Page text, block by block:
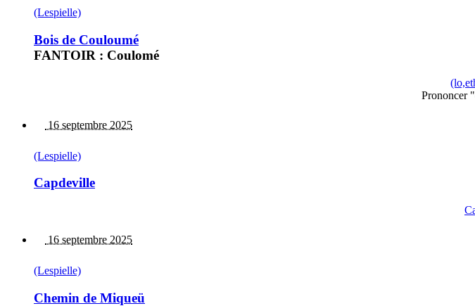
(Lespielle)
Bois de Couloumé
FANTOIR : Coulomé
Prononcer
16 septembre 2025
(Lespielle)
Capdeville
16 septembre 2025
(Lespielle)
Chemin de Miqueü